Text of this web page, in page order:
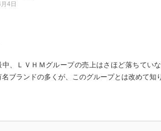
4日
中、ＬＶＨＭグループの売上はさほど落ちてい
ブランドの多くが、このグループとは改めて知